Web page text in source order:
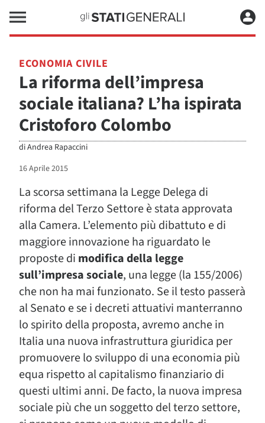
ECONOMIA CIVILE
La riforma dell’impresa
sociale italiana? L’ha ispirata
Cristoforo Colombo
diAndrea Rapaccini
16 Aprile 2015
La scorsa settimana la Legge Delega di
riforma del Terzo Settore è stata approvata
alla Camera. L’elemento più dibattuto e di
maggiore innovazione ha riguardato le
proposte di modifica della legge
sull’impresa sociale, una legge (la 155/2006)
che non ha mai funzionato. Se il testo passerà
al Senato e se i decreti attuativi manterranno
lo spirito della proposta, avremo anche in
Italia una nuova infrastruttura giuridica per
promuovere lo sviluppo di una economia più
equa rispetto al capitalismo finanziario di
questi ultimi anni. De facto, la nuova impresa
sociale più che un soggetto del terzo settore,